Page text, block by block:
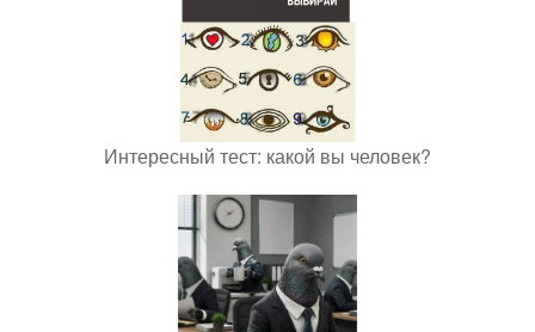
Интересный тест: какой вы человек?